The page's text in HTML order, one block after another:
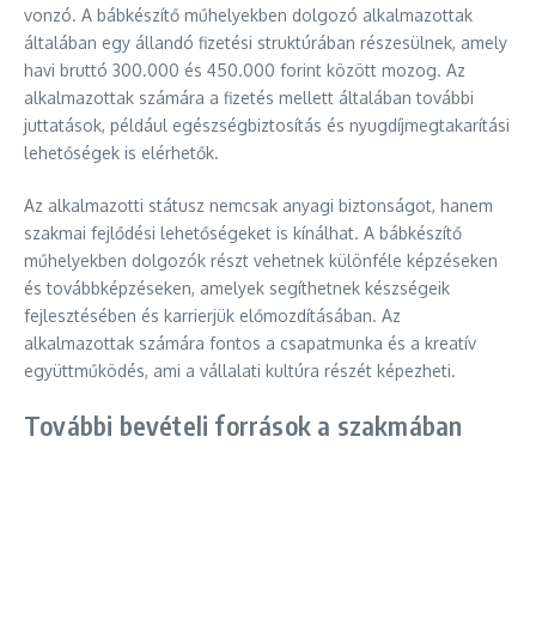
vonzó. A bábkészítő műhelyekben dolgozó alkalmazottak
általában egy állandó fizetési struktúrában részesülnek, amely
havi bruttó 300.000 és 450.000 forint között mozog. Az
alkalmazottak számára a fizetés mellett általában további
juttatások, például egészségbiztosítás és nyugdíjmegtakarítási
lehetőségek is elérhetők.
Az alkalmazotti státusz nemcsak anyagi biztonságot, hanem
szakmai fejlődési lehetőségeket is kínálhat. A bábkészítő
műhelyekben dolgozók részt vehetnek különféle képzéseken
és továbbképzéseken, amelyek segíthetnek készségeik
fejlesztésében és karrierjük előmozdításában. Az
alkalmazottak számára fontos a csapatmunka és a kreatív
együttműködés, ami a vállalati kultúra részét képezheti.
További bevételi források a szakmában